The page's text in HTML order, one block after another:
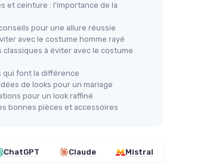
et ceinture : l’importance de la
pour une allure réussie
avec le costume homme rayé
classiques à éviter avec le costume
qui font la différence
de looks pour un mariage
pour un look raffiné
bonnes pièces et accessoires
ChatGPT Claude Mistral